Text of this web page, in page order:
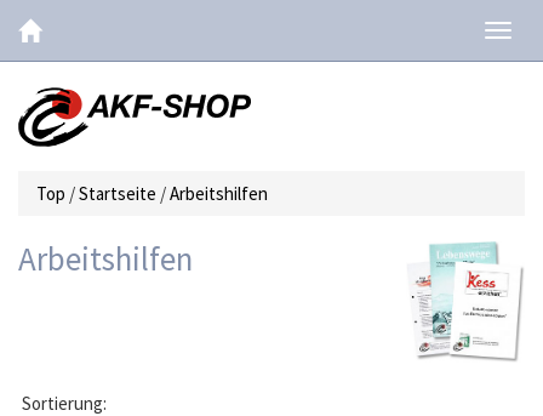
ein-/
Top /Startseite /Arbeitshilfen
Arbeitshilfen
Sortierung: